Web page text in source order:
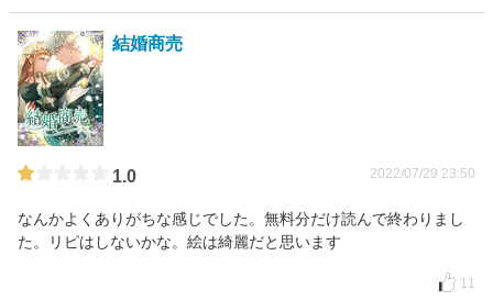
結婚商売
1.0 2022/07/29 23:50
なんかよくありがちな感じでした。無料分だけ読んで終わりまし
た。リピはしないかな。絵は綺麗だと思います
11